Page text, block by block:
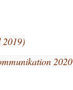
2019)
2020